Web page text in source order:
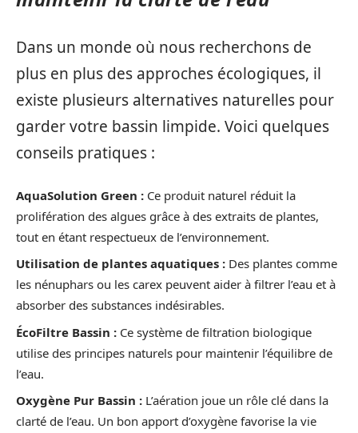
Dans un monde où nous recherchons de
plus en plus des approches écologiques, il
existe plusieurs alternatives naturelles pour
garder votre bassin limpide. Voici quelques
conseils pratiques :
AquaSolution Green : Ce produit naturel réduit la
prolifération des algues grâce à des extraits de plantes,
tout en étant respectueux de l’environnement.
Utilisation de plantes aquatiques : Des plantes comme
les nénuphars ou les carex peuvent aider à filtrer l’eau et à
absorber des substances indésirables.
ÉcoFiltre Bassin : Ce système de filtration biologique
utilise des principes naturels pour maintenir l’équilibre de
l’eau.
Oxygène Pur Bassin : L’aération joue un rôle clé dans la
clarté de l’eau. Un bon apport d’oxygène favorise la vie